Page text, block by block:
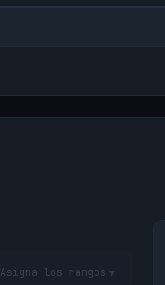
Asigna los rangos ▾